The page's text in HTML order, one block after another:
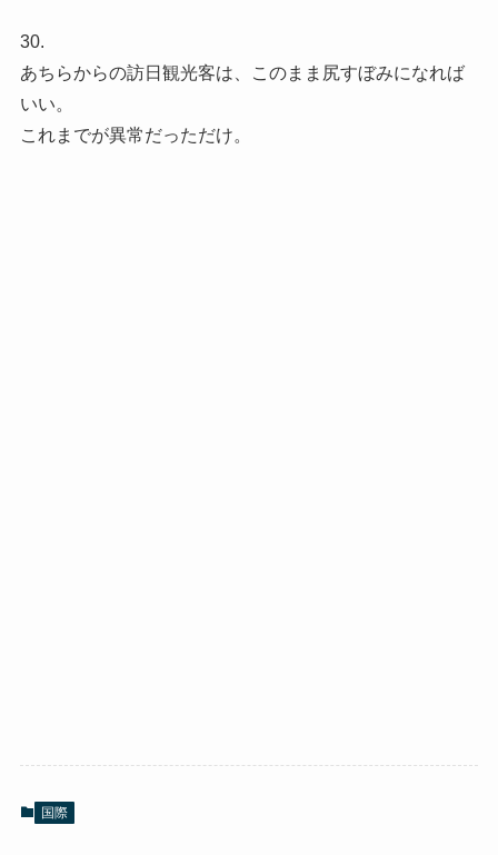
30.
あちらからの訪日観光客は、このまま尻すぼみになれば
いい。
これまでが異常だっただけ。
国際